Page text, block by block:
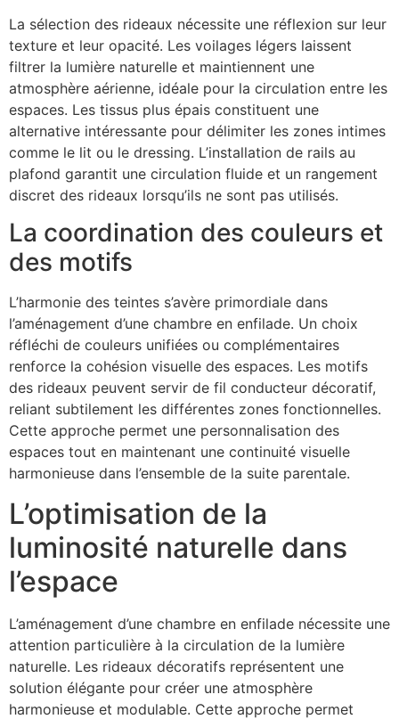
La sélection des rideaux nécessite une réflexion sur leur
texture et leur opacité. Les voilages légers laissent
filtrer la lumière naturelle et maintiennent une
atmosphère aérienne, idéale pour la circulation entre les
espaces. Les tissus plus épais constituent une
alternative intéressante pour délimiter les zones intimes
comme le lit ou le dressing. L’installation de rails au
plafond garantit une circulation fluide et un rangement
discret des rideaux lorsqu’ils ne sont pas utilisés.
La coordination des couleurs et
des motifs
L’harmonie des teintes s’avère primordiale dans
l’aménagement d’une chambre en enfilade. Un choix
réfléchi de couleurs unifiées ou complémentaires
renforce la cohésion visuelle des espaces. Les motifs
des rideaux peuvent servir de fil conducteur décoratif,
reliant subtilement les différentes zones fonctionnelles.
Cette approche permet une personnalisation des
espaces tout en maintenant une continuité visuelle
harmonieuse dans l’ensemble de la suite parentale.
L’optimisation de la
luminosité naturelle dans
l’espace
L’aménagement d’une chambre en enfilade nécessite une
attention particulière à la circulation de la lumière
naturelle. Les rideaux décoratifs représentent une
solution élégante pour créer une atmosphère
harmonieuse et modulable. Cette approche permet